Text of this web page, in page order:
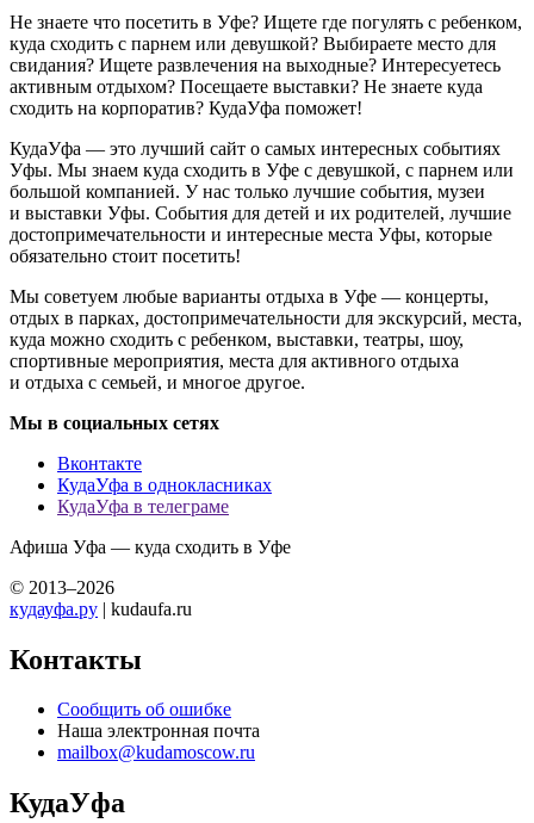
Не знаете что посетить в Уфе? Ищете где погулять с ребенком,
куда сходить с парнем или девушкой? Выбираете место для
свидания? Ищете развлечения на выходные? Интересуетесь
активным отдыхом? Посещаете выставки? Не знаете куда
сходить на корпоратив? КудаУфа поможет!
КудаУфа — это лучший сайт о самых интересных событиях
Уфы. Мы знаем куда сходить в Уфе с девушкой, с парнем или
большой компанией. У нас только лучшие события, музеи
и выставки Уфы. События для детей и их родителей, лучшие
достопримечательности и интересные места Уфы, которые
обязательно стоит посетить!
Мы советуем любые варианты отдыха в Уфе — концерты,
отдых в парках, достопримечательности для экскурсий, места,
куда можно сходить с ребенком, выставки, театры, шоу,
спортивные мероприятия, места для активного отдыха
и отдыха с семьей, и многое другое.
Мы в социальных сетях
Вконтакте
КудаУфа в однокласниках
КудаУфа в телеграме
Афиша Уфа — куда сходить в Уфе
© 2013–2026
кудауфа.ру | kudaufa.ru
Контакты
Сообщить об ошибке
Наша электронная почта
mailbox@kudamoscow.ru
КудаУфа